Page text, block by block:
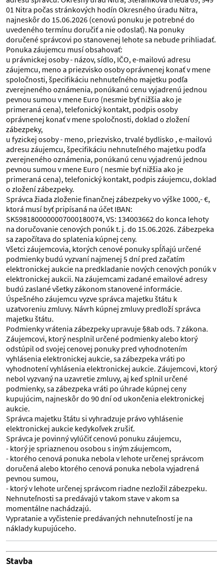
01 Nitra počas stránkových hodín Okresného úradu Nitra,
najneskôr do 15.06.2026 (cenovú ponuku je potrebné do
uvedeného termínu doručiť a nie odoslať). Na ponuky
doručené správcovi po stanovenej lehote sa nebude prihliadať.
Ponuka záujemcu musí obsahovať:
u právnickej osoby - názov, sídlo, IČO, e-mailovú adresu
záujemcu, meno a priezvisko osoby oprávnenej konať v mene
spoločnosti, špecifikáciu nehnuteľného majetku podľa
zverejneného oznámenia, ponúkanú cenu vyjadrenú jednou
pevnou sumou v mene Euro (nesmie byť nižšia ako je
primeraná cena), telefonický kontakt, podpis osoby
oprávnenej konať v mene spoločnosti, doklad o zložení
zábezpeky,
u fyzickej osoby - meno, priezvisko, trvalé bydlisko , e-mailovú
adresu záujemcu, špecifikáciu nehnuteľného majetku podľa
zverejneného oznámenia, ponúkanú cenu vyjadrenú jednou
pevnou sumou v mene Euro ( nesmie byť nižšia ako je
primeraná cena), telefonický kontakt, podpis záujemcu, doklad
o zložení zábezpeky.
Správca žiada zloženie finančnej zábezpeky vo výške 1000,- €,
ktorá musí byť pripísaná na účet IBAN:
SK5981800000007000180074, VS: 134003662 do konca lehoty
na doručovanie cenových ponúk t. j. do 15.06.2026. Zábezpeka
sa započítava do splatenia kúpnej ceny.
Všetci záujemcovia, ktorých cenové ponuky spĺňajú určené
podmienky budú vyzvaní najmenej 5 dní pred začatím
elektronickej aukcie na predkladanie nových cenových ponúk v
elektronickej aukcii. Na záujemcami zadané emailové adresy
budú zaslané všetky zákonom stanovené informácie.
Úspešného záujemcu vyzve správca majetku štátu k
uzatvoreniu zmluvy. Návrh kúpnej zmluvy predloží správca
majetku štátu.
Podmienky vrátenia zábezpeky upravuje §8ab ods. 7 zákona.
Záujemcovi, ktorý nesplnil určené podmienky alebo ktorý
odstúpil od svojej cenovej ponuky pred vyhodnotením
vyhlásenia elektronickej aukcie, sa zábezpeka vráti po
vyhodnotení vyhlásenia elektronickej aukcie. Záujemcovi, ktorý
nebol vyzvaný na uzavretie zmluvy, aj keď splnil určené
podmienky, sa zábezpeka vráti po úhrade kúpnej ceny
kupujúcim, najneskôr do 90 dní od ukončenia elektronickej
aukcie.
Správca majetku štátu si vyhradzuje právo vyhlásenie
elektronickej aukcie kedykoľvek zrušiť.
Správca je povinný vylúčiť cenovú ponuku záujemcu,
- ktorý je spriaznenou osobou s iným záujemcom,
- ktorého cenová ponuka nebola v lehote určenej správcom
doručená alebo ktorého cenová ponuka nebola vyjadrená
pevnou sumou,
- ktorý v lehote určenej správcom riadne nezložil zábezpeku.
Nehnuteľnosti sa predávajú v takom stave v akom sa
momentálne nachádzajú.
Vypratanie a vyčistenie predávaných nehnuteľností je na
náklady kupujúceho.
Stavba